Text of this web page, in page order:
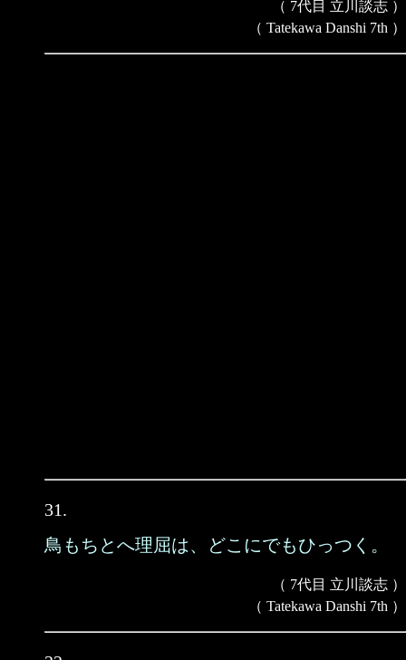
（ 7代目 立川談志 ）
（ Tatekawa Danshi 7th ）
31.
鳥もちとへ理屈は、どこにでもひっつく。
（ 7代目 立川談志 ）
（ Tatekawa Danshi 7th ）